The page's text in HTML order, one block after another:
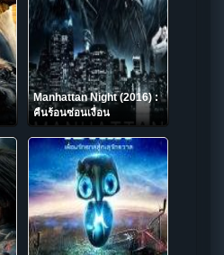
Manhattan Night (2016) :
คืนร้อนซ่อนเงื่อน